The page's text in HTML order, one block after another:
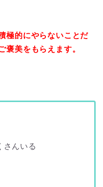
極的にやらないことだ
褒美をもらえます。
さんいる